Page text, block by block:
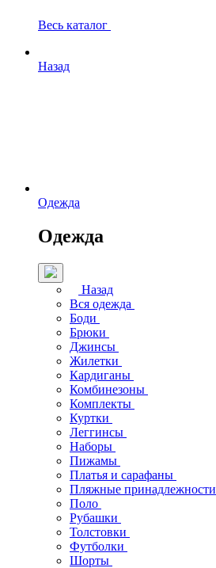
Весь каталог
Назад
Одежда
Одежда
Назад
Вся одежда
Боди
Брюки
Джинсы
Жилетки
Кардиганы
Комбинезоны
Комплекты
Куртки
Леггинсы
Наборы
Пижамы
Платья и сарафаны
Пляжные принадлежности
Поло
Рубашки
Толстовки
Футболки
Шорты